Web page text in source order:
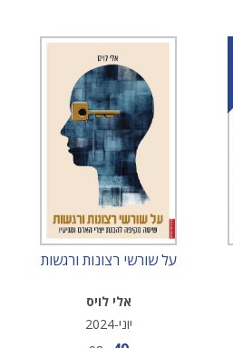
על שורשי רצונות ורגשות
אלי לויס
יוני-2024